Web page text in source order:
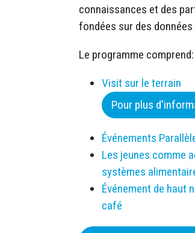
connaissances et des
fondées sur des
Le programme comprend:
Visit sur le terrain
Pour plus
Événements
Les jeunes comme
systèmes
Événement de haut
café